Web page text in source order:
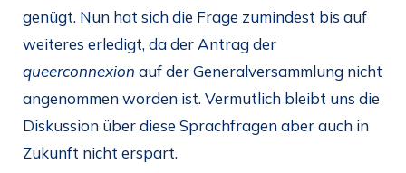
genügt. Nun hat sich die Frage zumindest bis auf
weiteres erledigt, da der Antrag der
queerconnexion auf der Generalversammlung nicht
angenommen worden ist. Vermutlich bleibt uns die
Diskussion über diese Sprachfragen aber auch in
Zukunft nicht erspart.